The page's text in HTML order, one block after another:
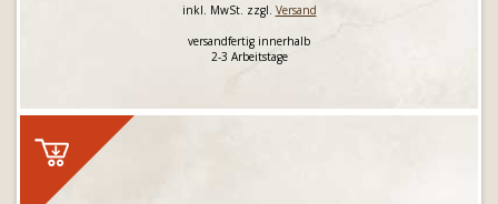
inkl. MwSt. zzgl. Versand
versandfertig innerhalb
2-3 Arbeitstage